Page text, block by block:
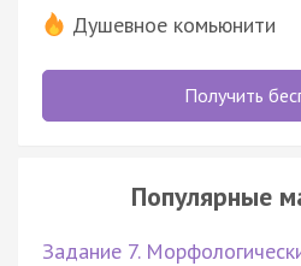
Душевное комьюнити
Получить
Популярные
Задание 7.